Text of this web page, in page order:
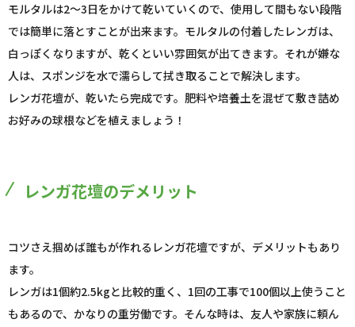
モルタルは2～3日をかけて乾いていくので、使用して間もない段階
では簡単に落とすことが出来ます。モルタルの付着したレンガは、
白っぽくなりますが、乾くといい雰囲気が出てきます。それが嫌な
人は、スポンジを水で濡らして拭き取ることで解決します。
レンガ花壇が、乾いたら完成です。肥料や培養土を混ぜて敷き詰め
お好みの球根などを植えましょう！
レンガ花壇のデメリット
コツさえ掴めば誰もが作れるレンガ花壇ですが、デメリットもあり
ます。
レンガは1個約2.5kgと比較的重く、1回の工事で100個以上使うこと
もあるので、かなりの重労働です。そんな時は、友人や家族に頼ん